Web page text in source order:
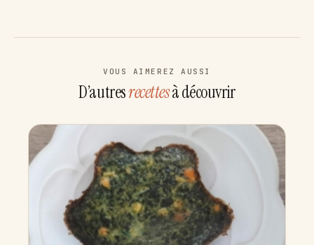
VOUS AIMEREZ AUSSI
D’autresrecettesà découvrir